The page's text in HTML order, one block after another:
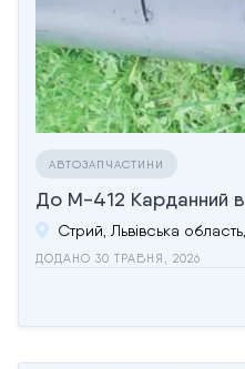
АВТОЗАПЧАСТИНИ
До М-412 Карданний
Стрий, Львівська
ДОДАНО 30 ТРАВНЯ, 2026